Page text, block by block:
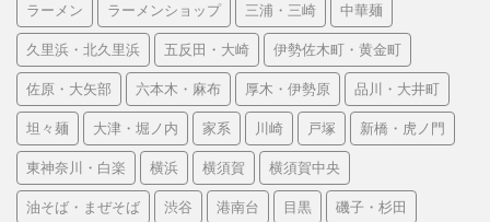
ラーメン ラーメンショップ 三浦・三崎 中華麺
久里浜・北久里浜 五反田・大崎 伊勢佐木町・黄金町
佐原・大矢部 六本木・麻布 厚木・伊勢原 品川・大井町
坦々麺 大津・堀ノ内 家系 川崎 戸塚 新橋・虎ノ門
東神奈川・白楽 横浜 横須賀 横須賀中央
油そば・まぜそば 渋谷 港南台 目黒 磯子・杉田